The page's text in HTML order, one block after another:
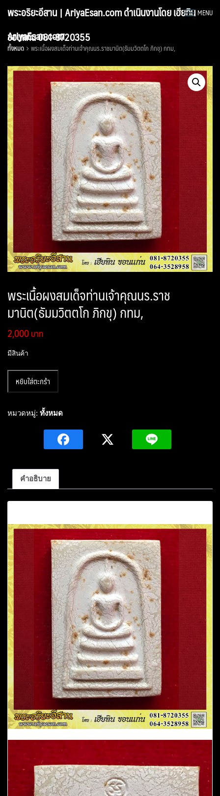
พระอริยะอีสาน | AriyaEsan.com ดำเนินงานโดย เฮียทิน
ขอนแก่น 081-8720355
MENU
AriyaEsan.com
ทั้งหมด พระเนื้อผงสมเด็จท่านเจ้าคุณนร.ราชมานิต(ธัมมวิตตโก ภิกขุ) กทม,
พระเนื้อผงสมเด็จท่านเจ้าคุณนร.ราช
มานิต(ธัมมวิตตโก ภิกขุ) กทม,
2,000
มีสินค้า
พระ
ผง
นร.ราช
มานิต(ธัมม
ตตโก
กทม,
ชิ้น
หยิบใส่ตะกร้า
หมวดหมู่: ทั้งหมด
คำอธิบาย